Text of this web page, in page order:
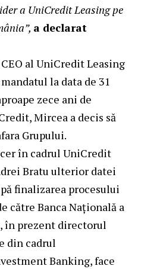
a UniCredit Leasing pe
a declarat
al UniCredit Leasing
la data de 31
zece ani de
Mircea a decis să
Grupului.
în cadrul UniCredit
Bratu ulterior datei
finalizarea procesului
către Banca Națională a
în prezent directorul
din cadrul
Banking, face